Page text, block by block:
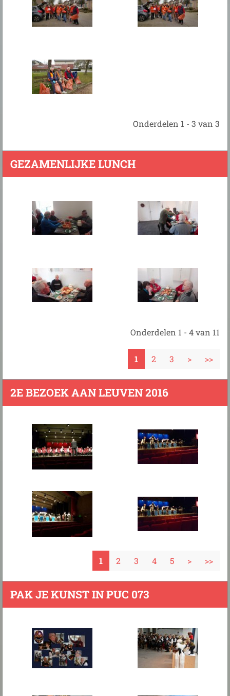
Onderdelen 1 - 3 van 3
GEZAMENLIJKE LUNCH
Onderdelen 1 - 4 van 11
1 2 3 > >>
2E BEZOEK AAN LEUVEN 2016
1 2 3 4 5 > >>
PAK JE KUNST IN PUC 073